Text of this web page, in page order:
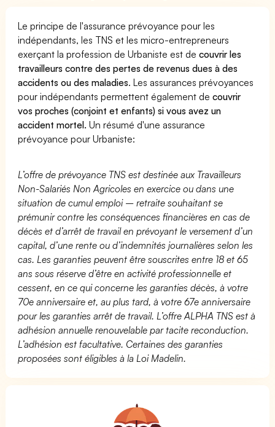
Le principe de l'assurance prévoyance pour les
indépendants, les TNS et les micro-entrepreneurs
exerçant la profession de Urbaniste est decouvrir les
travailleurs contre des pertes de revenus dues à des
accidents ou des maladies. Les assurances prévoyances
pour indépendants permettent également decouvrir
vos proches (conjoint et enfants) si vous avez un
accident mortel. Un résumé d'une assurance
prévoyance pour Urbaniste:
L’offre de prévoyance TNS est destinée aux Travailleurs
Non-Salariés Non Agricoles en exercice ou dans une
situation de cumul emploi – retraite souhaitant se
prémunir contre les conséquences financières en cas de
décès et d’arrêt de travail en prévoyant le versement d’un
capital, d’une rente ou d’indemnités journalières selon les
cas. Les garanties peuvent être souscrites entre 18 et 65
ans sous réserve d’être en activité professionnelle et
cessent, en ce qui concerne les garanties décès, à votre
70e anniversaire et, au plus tard, à votre 67e anniversaire
pour les garanties arrêt de travail. L’offre ALPHA TNS est à
adhésion annuelle renouvelable par tacite reconduction.
L’adhésion est facultative. Certaines des garanties
proposées sont éligibles à la Loi Madelin.